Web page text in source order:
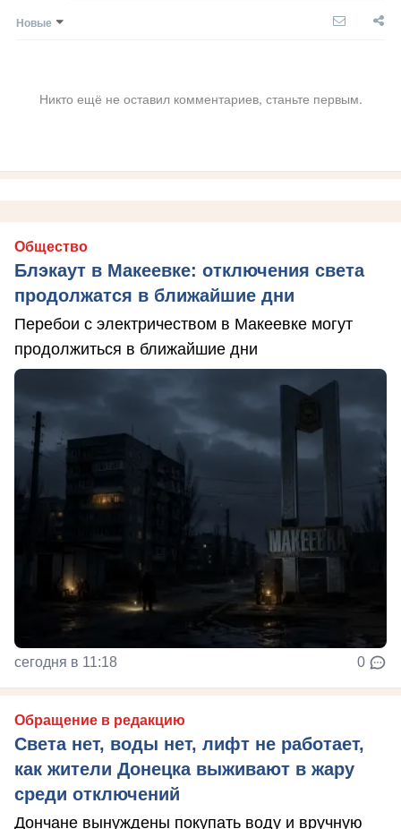
Новые
Никто ещё не оставил комментариев, станьте первым.
Общество
Блэкаут в Макеевке: отключения света
продолжатся в ближайшие дни
Перебои с электричеством в Макеевке могут
продолжиться в ближайшие дни
сегодня в 11:18 0
Обращение в редакцию
Света нет, воды нет, лифт не работает,
как жители Донецка выживают в жару
среди отключений
Дончане вынуждены покупать воду и вручную